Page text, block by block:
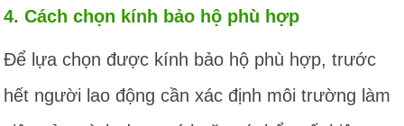
4. Cách chọn kính bảo hộ phù hợp
Để lựa chọn được kính bảo hộ phù hợp, trước
hết người lao động cần xác định môi trường làm